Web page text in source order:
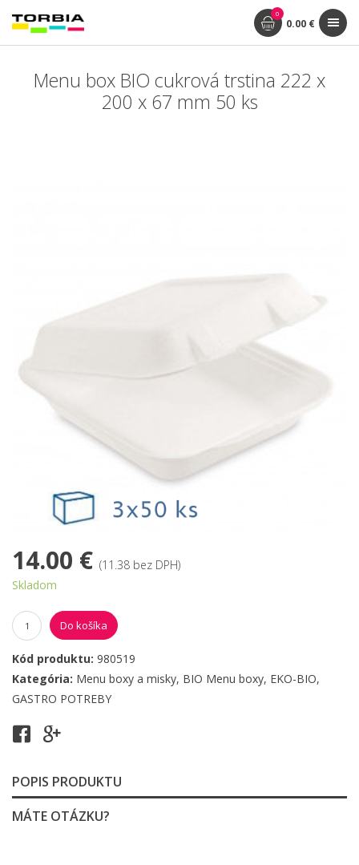
0
0.00 €
Menu box BIO cukrová trstina 222 x
200 x 67 mm 50 ks
14.00 € (11.38 bez DPH)
Skladom
Do košíka
Kód produktu: 980519
Kategória: Menu boxy a misky, BIO Menu boxy, EKO-BIO,
GASTRO POTREBY
POPIS PRODUKTU
MÁTE OTÁZKU?